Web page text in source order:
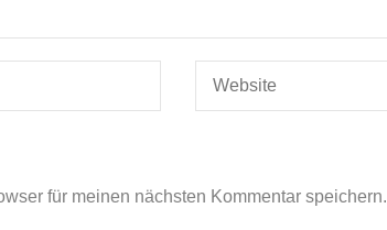
für meinen nächsten Kommentar speichern.